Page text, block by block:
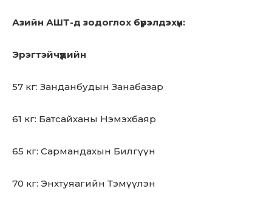
Азийн АШТ-д зодоглох бүрэлдэхүүн:
Эрэгтэйчүүдийн
57 кг: Занданбудын Занабазар
61 кг: Батсайханы Нэмэхбаяр
65 кг: Сармандахын Билгүүн
70 кг: Энхтуяагийн Тэмүүлэн